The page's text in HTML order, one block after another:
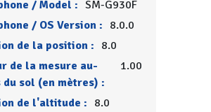
/ Model : SM-G930F
/ OS Version :
8.0.0
de la position : 8.0
de la mesure au-
du sol (en mètres) :
1.00
de l'altitude : 8.0